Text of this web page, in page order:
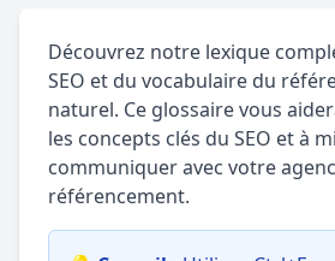
Découvrez notre lexique
SEO et du vocabulaire du
naturel. Ce glossaire vous
les concepts clés du SEO et à
communiquer avec votre
référencement.